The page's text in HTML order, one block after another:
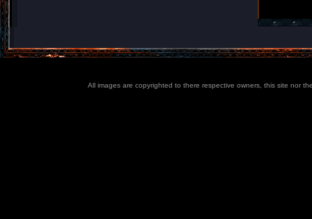
All images are copyrighted to there respective owners, this site nor